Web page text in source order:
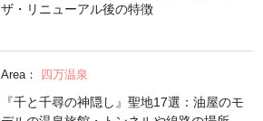
ザ・リニューアル後の特徴
Area： 四万温泉
『千と千尋の神隠し』聖地17選：油屋のモ